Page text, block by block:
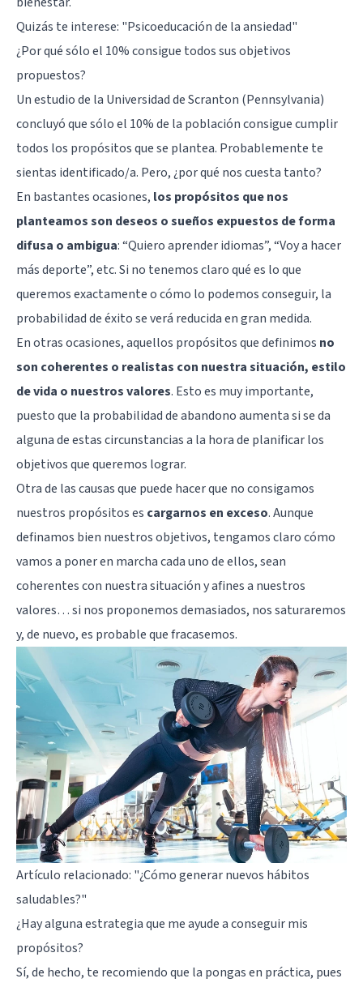
Quizás te interese: "Psicoeducación de la ansiedad"
¿Por qué sólo el 10% consigue todos sus objetivos
propuestos?
Un estudio de la Universidad de Scranton (Pennsylvania)
concluyó que sólo el 10% de la población consigue cumplir
todos los propósitos que se plantea. Probablemente te
sientas identificado/a. Pero, ¿por qué nos cuesta tanto?
En bastantes ocasiones, los propósitos que nos
planteamos son deseos o sueños expuestos de forma
difusa o ambigua: “Quiero aprender idiomas”, “Voy a hacer
más deporte”, etc. Si no tenemos claro qué es lo que
queremos exactamente o cómo lo podemos conseguir, la
probabilidad de éxito se verá reducida en gran medida.
En otras ocasiones, aquellos propósitos que definimos no
son coherentes o realistas con nuestra situación, estilo
de vida o nuestros valores. Esto es muy importante,
puesto que la probabilidad de abandono aumenta si se da
alguna de estas circunstancias a la hora de planificar los
objetivos que queremos lograr.
Otra de las causas que puede hacer que no consigamos
nuestros propósitos es cargarnos en exceso. Aunque
definamos bien nuestros objetivos, tengamos claro cómo
vamos a poner en marcha cada uno de ellos, sean
coherentes con nuestra situación y afines a nuestros
valores… si nos proponemos demasiados, nos saturaremos
y, de nuevo, es probable que fracasemos.
Artículo relacionado: "¿Cómo generar nuevos hábitos
saludables?"
¿Hay alguna estrategia que me ayude a conseguir mis
propósitos?
Sí, de hecho, te recomiendo que la pongas en práctica, pues